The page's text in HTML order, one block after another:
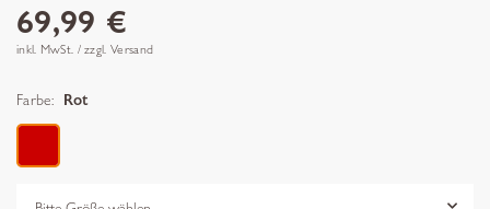
69,99 €
inkl. MwSt. / zzgl. Versand
Farbe: Rot